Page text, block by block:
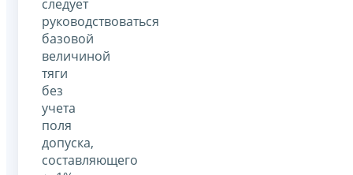
следует
руководствоваться
базовой
величиной
тяги
без
учета
поля
допуска,
составляющего